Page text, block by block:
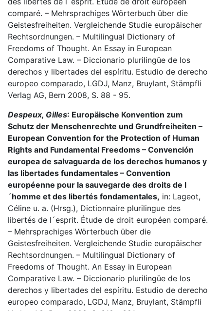
comparé. – Mehrsprachiges Wörterbuch über die
Geistesfreiheiten. Vergleichende Studie europäischer
Rechtsordnungen. – Multilingual Dictionary of
Freedoms of Thought. An Essay in European
Comparative Law. – Diccionario plurilingüe de los
derechos y libertades del espíritu. Estudio de derecho
europeo comparado, LGDJ, Manz, Bruylant, Stämpfli
Verlag AG, Bern 2008, S. 88 - 95.
Despeux, Gilles: Europäische Konvention zum
Schutz der Menschenrechte und Grundfreiheiten –
European Convention for the Protection of Human
Rights and Fundamental Freedoms – Convención
europea de salvaguarda de los derechos humanos y
las libertades fundamentales – Convention
européenne pour la sauvegarde des droits de l
´homme et des libertés fondamentales, in: Lageot,
Céline u. a. (Hrsg.), Dictionnaire plurilingue des
libertés de l´esprit. Étude de droit européen comparé.
– Mehrsprachiges Wörterbuch über die
Geistesfreiheiten. Vergleichende Studie europäischer
Rechtsordnungen. – Multilingual Dictionary of
Freedoms of Thought. An Essay in European
Comparative Law. – Diccionario plurilingüe de los
derechos y libertades del espíritu. Estudio de derecho
europeo comparado, LGDJ, Manz, Bruylant, Stämpfli